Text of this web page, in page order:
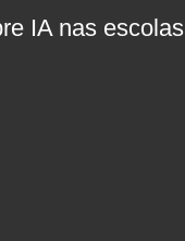
IA nas escolas